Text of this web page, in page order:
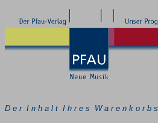
D e r I n h a l t I h r e s W a r e n k o r b s